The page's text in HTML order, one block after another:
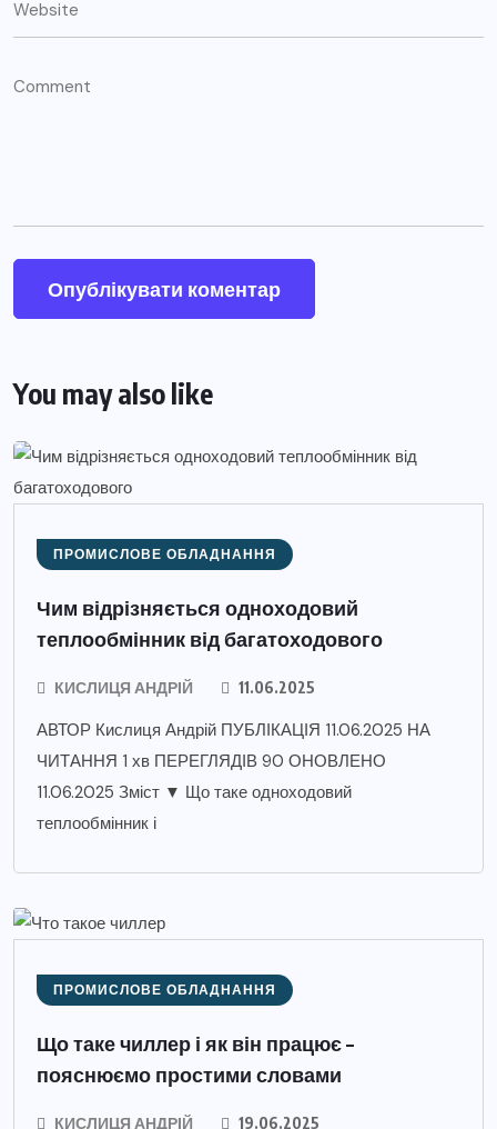
You may also like
ПРОМИСЛОВЕ ОБЛАДНАННЯ
Чим відрізняється одноходовий
теплообмінник від багатоходового
КИСЛИЦЯ АНДРІЙ 11.06.2025
АВТОР Кислиця Андрій ПУБЛІКАЦІЯ 11.06.2025 НА
ЧИТАННЯ 1 хв ПЕРЕГЛЯДІВ 90 ОНОВЛЕНО
11.06.2025 Зміст ▼ Що таке одноходовий
теплообмінник і
ПРОМИСЛОВЕ ОБЛАДНАННЯ
Що таке чиллер і як він працює –
пояснюємо простими словами
КИСЛИЦЯ АНДРІЙ 19.06.2025